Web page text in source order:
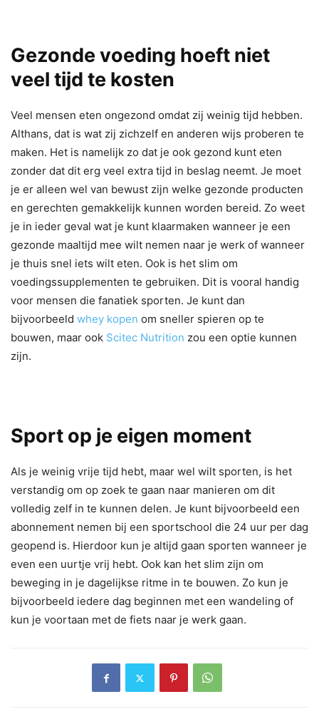
Gezonde voeding hoeft niet
veel tijd te kosten
Veel mensen eten ongezond omdat zij weinig tijd hebben.
Althans, dat is wat zij zichzelf en anderen wijs proberen te
maken. Het is namelijk zo dat je ook gezond kunt eten
zonder dat dit erg veel extra tijd in beslag neemt. Je moet
je er alleen wel van bewust zijn welke gezonde producten
en gerechten gemakkelijk kunnen worden bereid. Zo weet
je in ieder geval wat je kunt klaarmaken wanneer je een
gezonde maaltijd mee wilt nemen naar je werk of wanneer
je thuis snel iets wilt eten. Ook is het slim om
voedingssupplementen te gebruiken. Dit is vooral handig
voor mensen die fanatiek sporten. Je kunt dan
bijvoorbeeld whey kopen om sneller spieren op te
bouwen, maar ook Scitec Nutrition zou een optie kunnen
zijn.
Sport op je eigen moment
Als je weinig vrije tijd hebt, maar wel wilt sporten, is het
verstandig om op zoek te gaan naar manieren om dit
volledig zelf in te kunnen delen. Je kunt bijvoorbeeld een
abonnement nemen bij een sportschool die 24 uur per dag
geopend is. Hierdoor kun je altijd gaan sporten wanneer je
even een uurtje vrij hebt. Ook kan het slim zijn om
beweging in je dagelijkse ritme in te bouwen. Zo kun je
bijvoorbeeld iedere dag beginnen met een wandeling of
kun je voortaan met de fiets naar je werk gaan.